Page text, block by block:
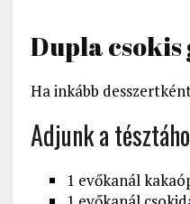
Dupla
Ha inkább
Adjunk a
1 evőkanál